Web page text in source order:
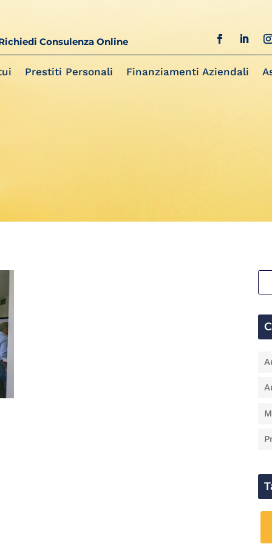
Consulenza Online
Prestiti Personali Finanziamenti Aziendali